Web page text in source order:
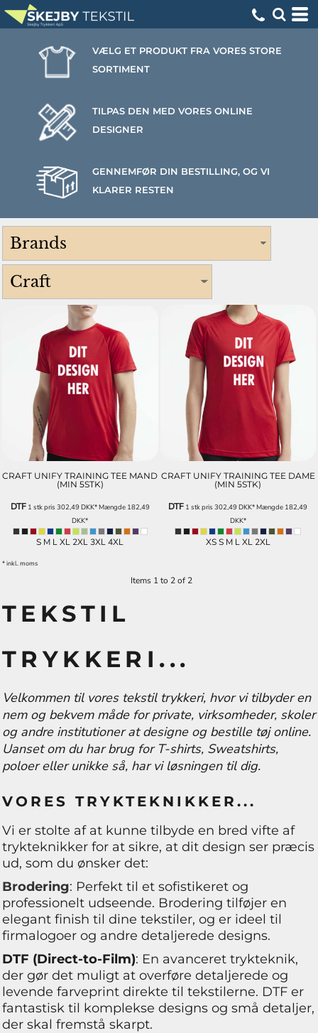
VÆLG ET PRODUKT FRA VORES STORE
SORTIMENT
TILPAS DEN MED VORES ONLINE
DESIGNER
GENNEMFØR DIN BESTILLING, OG VI
KLARER RESTEN
CRAFT UNIFY TRAINING TEE MAND
(MIN 5STK)
DTF1 stk pris 302,49DKK*Mængde 182,49
DKK*
S M L XL 2XL 3XL 4XL
CRAFT UNIFY TRAINING TEE DAME
(MIN 5STK)
DTF 1 stk pris302,49DKK*Mængde 182,49
DKK*
XS S M L XL 2XL
* inkl. moms
Items 1 to 2 of 2
TEKSTIL
TRYKKERI...
Velkommen til vores tekstil trykkeri, hvor vi tilbyder en
nem og bekvem måde for private, virksomheder, skoler
og andre institutioner at designe og bestille tøj online.
Uanset om du har brug for T-shirts, Sweatshirts,
poloer eller unikke så, har vi løsningen til dig.
VORES TRYKTEKNIKKER...
Vi er stolte af at kunne tilbyde en bred vifte af
trykteknikker for at sikre, at dit design ser præcis
ud, som du ønsker det:
Brodering: Perfekt til et sofistikeret og
professionelt udseende. Brodering tilføjer en
elegant finish til dine tekstiler, og er ideel til
firmalogoer og andre detaljerede designs.
DTF (Direct-to-Film): En avanceret trykteknik,
der gør det muligt at overføre detaljerede og
levende farveprint direkte til tekstilerne. DTF er
fantastisk til komplekse designs og små detaljer,
der skal fremstå skarpt.